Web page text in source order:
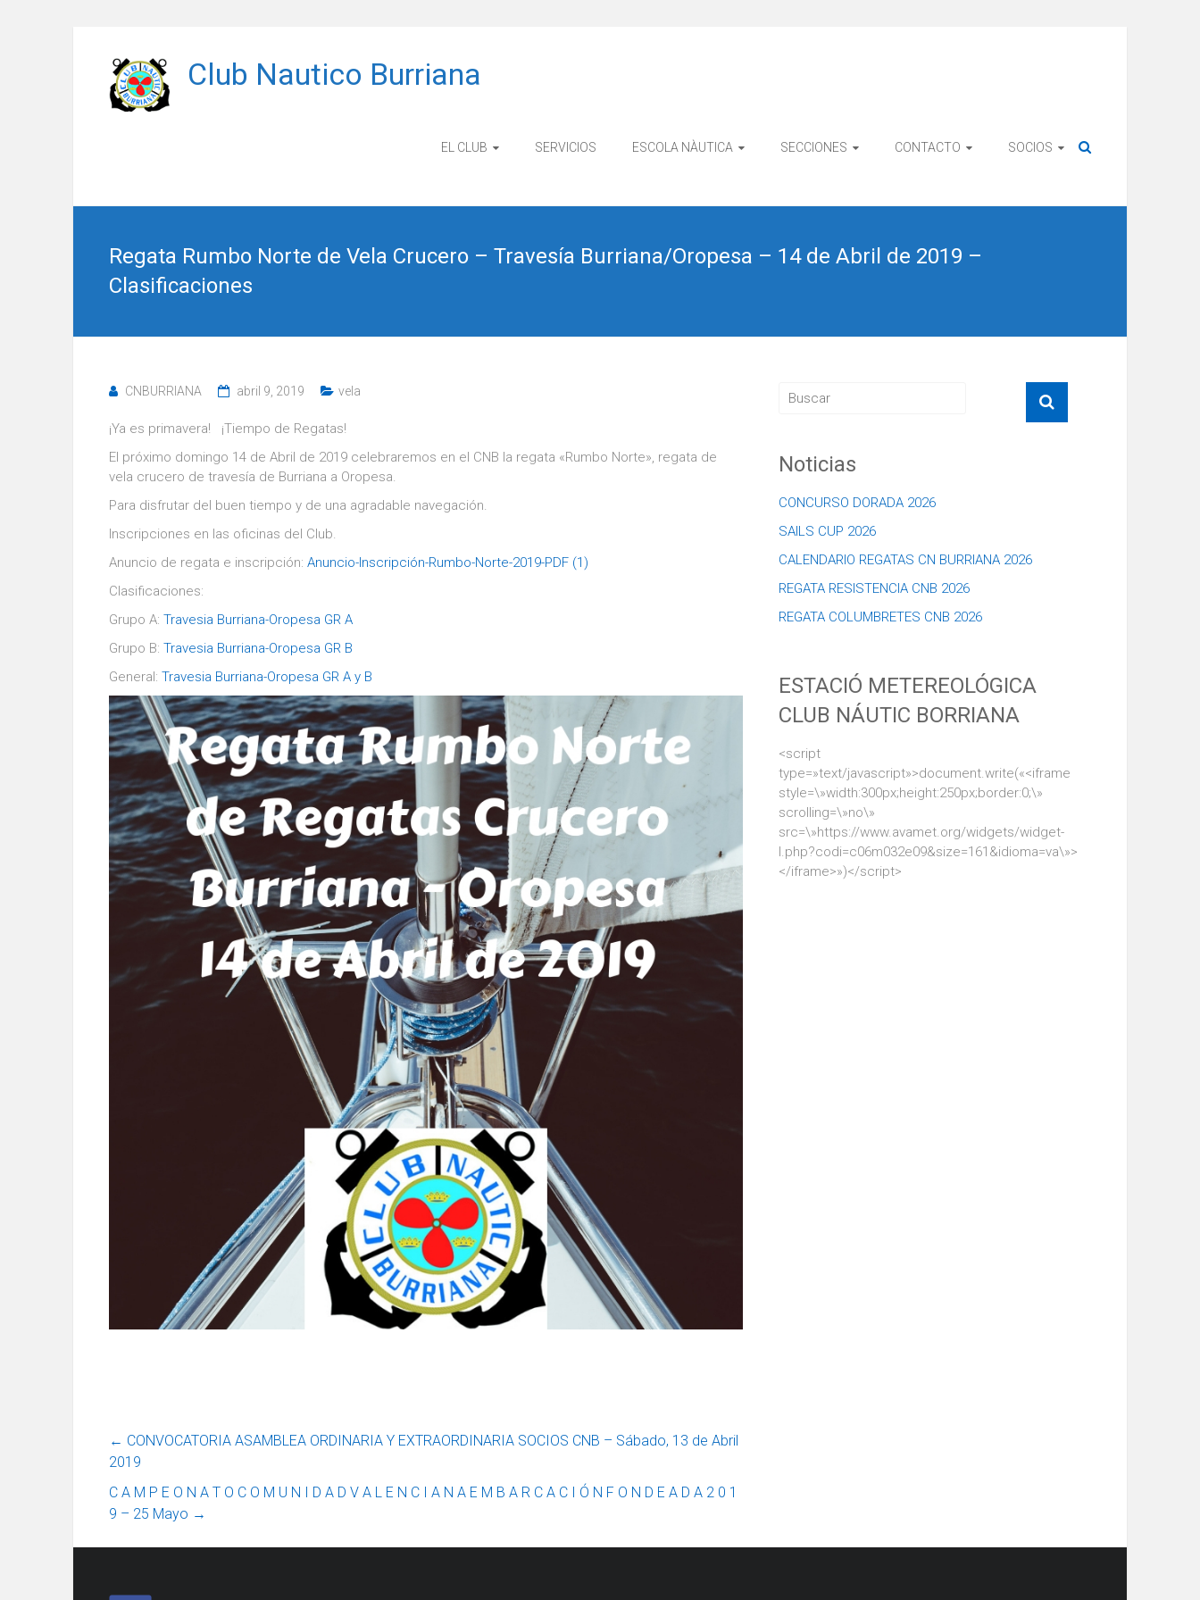
contenido
Club Nautico Burriana
EL CLUB SERVICIOS ESCOLA NÀUTICA SECCIONES CONTACTO SOCIOS
Regata Rumbo Norte de Vela Crucero – Travesía Burriana/Oropesa – 14 de Abril de 2019 –
Clasificaciones
CNBURRIANA abril 9, 2019 vela
¡Ya es primavera! ¡Tiempo de Regatas!
El próximo domingo 14 de Abril de 2019 celebraremos en el CNB la regata «Rumbo Norte», regata de
vela crucero de travesía de Burriana a Oropesa.
Para disfrutar del buen tiempo y de una agradable navegación.
Inscripciones en las oficinas del Club.
Anuncio de regata e inscripción: Anuncio-Inscripción-Rumbo-Norte-2019-PDF (1)
Clasificaciones:
Grupo A: Travesia Burriana-Oropesa GR A
Grupo B: Travesia Burriana-Oropesa GR B
General: Travesia Burriana-Oropesa GR A y B
← CONVOCATORIA ASAMBLEA ORDINARIA Y EXTRAORDINARIA SOCIOS CNB – Sábado, 13 de Abril
2019
C A M P E O N A T O C O M U N I D A D V A L E N C I A N A E M B A R C A C I Ó N F O N D E A D A 2 0 1
9 – 25 Mayo →
Noticias
CONCURSO DORADA 2026
SAILS CUP 2026
CALENDARIO REGATAS CN BURRIANA 2026
REGATA RESISTENCIA CNB 2026
REGATA COLUMBRETES CNB 2026
ESTACIÓ METEREOLÓGICA
CLUB NÁUTIC BORRIANA
<script
type=»text/javascript»>document.write(«<iframe
style=\»width:300px;height:250px;border:0;\»
scrolling=\»no\»
src=\»https://www.avamet.org/widgets/widget-
l.php?codi=c06m032e09&size=161&idioma=va\»>
</iframe>»)</script>